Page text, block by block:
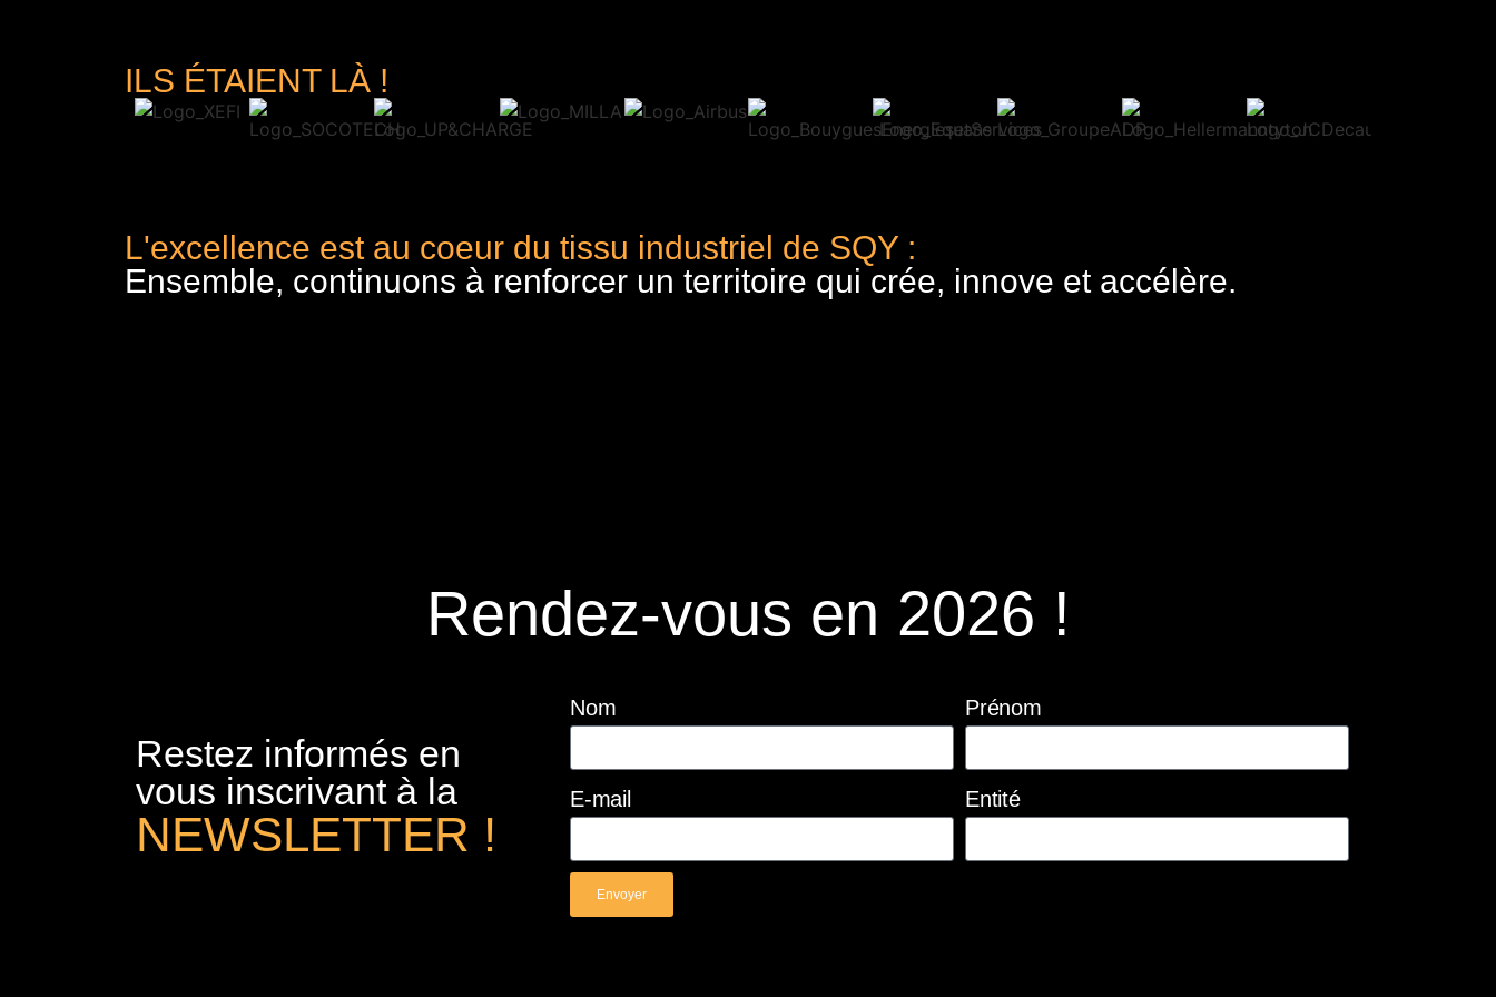
ILS ÉTAIENT LÀ !
L'excellence est au coeur du tissu industriel de SQY :
Ensemble, continuons à renforcer un territoire qui crée, innove et accélère.
Rendez-vous en 2026 !
Restez informés en
vous inscrivant à la
NEWSLETTER !
Nom Prénom
E-mail Entité
Envoyer